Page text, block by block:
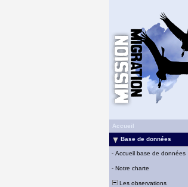
Accueil
Base de données
- Accueil base de données
- Notre charte
Les observations